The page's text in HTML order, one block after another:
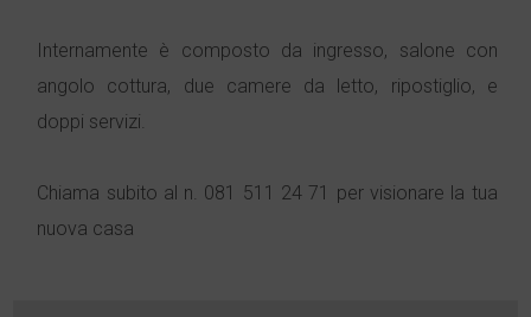
Internamente è composto da ingresso, salone con
angolo cottura, due camere da letto, ripostiglio, e
doppi servizi.
Chiama subito al n. 081 511 24 71 per visionare la tua
nuova casa